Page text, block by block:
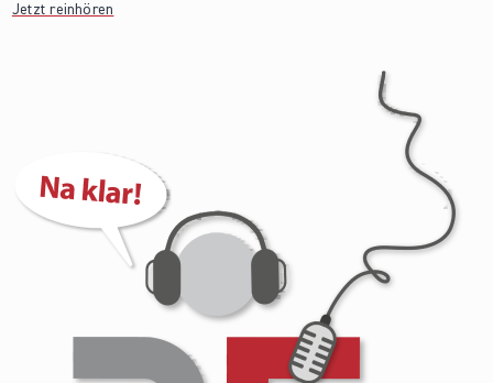
Jetzt reinhören